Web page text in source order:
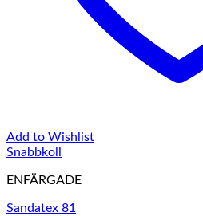
Add to Wishlist
Snabbkoll
ENFÄRGADE
Sandatex 81